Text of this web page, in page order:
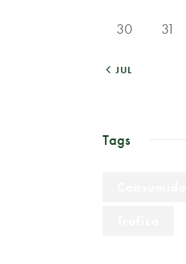
30 31
« JUL
Tags